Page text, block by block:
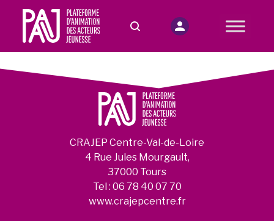
CRAJEP Centre-Val-de-Loire
4 Rue Jules Mourgault,
37000 Tours
Tel : 06 78 40 07 70
www.crajepcentre.fr